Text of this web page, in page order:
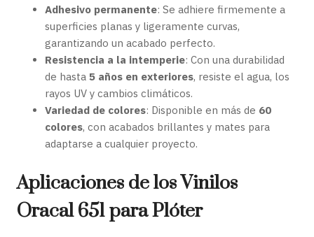
Adhesivo permanente: Se adhiere firmemente a
superficies planas y ligeramente curvas,
garantizando un acabado perfecto.
Resistencia a la intemperie: Con una durabilidad
de hasta 5 años en exteriores, resiste el agua, los
rayos UV y cambios climáticos.
Variedad de colores: Disponible en más de 60
colores, con acabados brillantes y mates para
adaptarse a cualquier proyecto.
Aplicaciones de los Vinilos
Oracal 651 para Plóter